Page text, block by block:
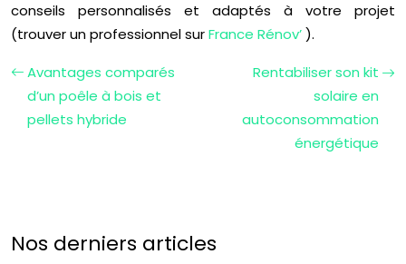
conseils personnalisés et adaptés à votre projet
(trouver un professionnel surFrance Rénov’).
Avantages comparés
d’un poêle à bois et
pellets hybride
Rentabiliser son kit
solaire en
autoconsommation
énergétique
Nos derniers articles